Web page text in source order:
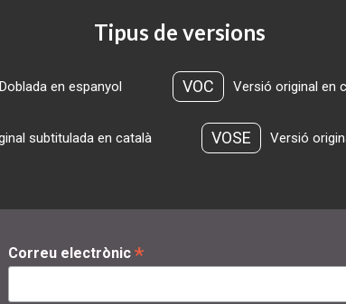
Tipus de versions
Doblada en espanyol VOC Versió original en
subtitulada en català VOSE Versió
Correu electrònic *